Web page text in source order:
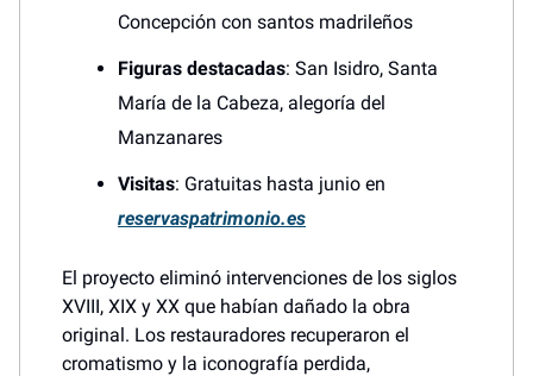
Concepción con santos madrileños
Figuras destacadas: San Isidro, Santa
María de la Cabeza, alegoría del
Manzanares
Visitas: Gratuitas hasta junio en
reservaspatrimonio.es
El proyecto eliminó intervenciones de los siglos
XVIII, XIX y XX que habían dañado la obra
original. Los restauradores recuperaron el
cromatismo y la iconografía perdida,